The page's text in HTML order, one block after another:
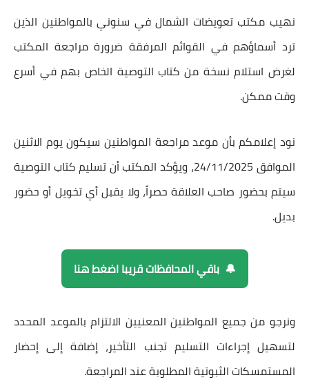
نهيب مكتب تعويضات الشمال في سنونيبالمواطنين الذين
ترد أسماؤهم في القوائم المرفقة ضرورة مراجعة المكتب
لغرض استلام نسخة من كتاب التوصية الخاص بهمفي أسرع
وقت ممكن.
نود إعلامكم بأن موعد مراجعة المواطنين سيكون يوم الاثنين
الموافق 24/11/2025
، ويؤكد المكتب أنتسليم كتاب التوصية
سيتم بحضور صاحب العلاقة حصراً، ولا يقبل أي تخويل أو حضور
بديل.
🔔 باقي المحافظات قريبا اضغط هنا
ونرجو من جميع المواطنين المعنيين الالتزام بالموعد المحدد
لتسهيل إجراءات التسليم تجنب التأخير، إضافة إلى إحضار
المستمسكات الثبوتية المطلوبة عند المراجعة.